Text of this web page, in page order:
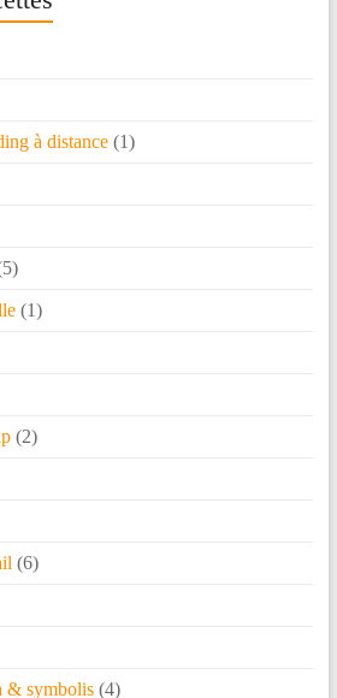
à distance(1)
(1)
(2)
(6)
& symbolis(4)